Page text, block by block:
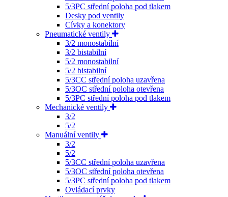
5/3PC střední poloha pod tlakem
Desky pod ventily
Cívky a konektory
Pneumatické ventily
3/2 monostabilní
3/2 bistabilní
5/2 monostabilní
5/2 bistabilní
5/3CC střední poloha uzavřena
5/3OC střední poloha otevřena
5/3PC střední poloha pod tlakem
Mechanické ventily
3/2
5/2
Manuální ventily
3/2
5/2
5/3CC střední poloha uzavřena
5/3OC střední poloha otevřena
5/3PC střední poloha pod tlakem
Ovládací prvky